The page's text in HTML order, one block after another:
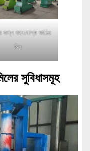
জন্য বহনযোগ্য কাঠের
মিল
সুবিধাসমূহ